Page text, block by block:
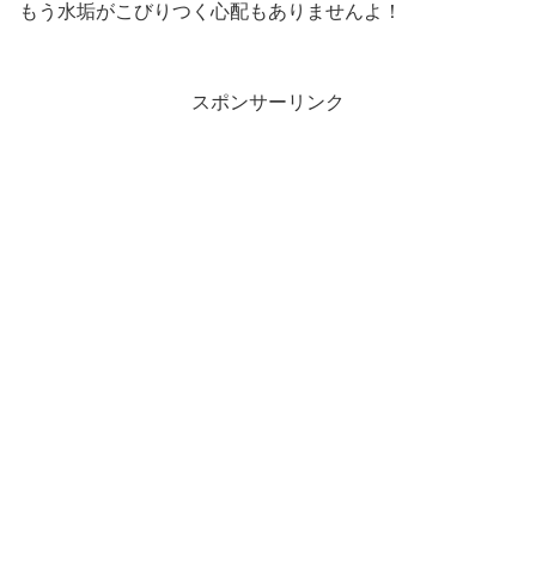
もう水垢がこびりつく心配もありませんよ！
スポンサーリンク